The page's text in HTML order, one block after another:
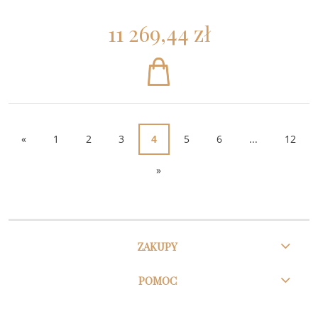
11 269,44 zł
« 1 2 3 4 5 6 ... 12
»
ZAKUPY
POMOC